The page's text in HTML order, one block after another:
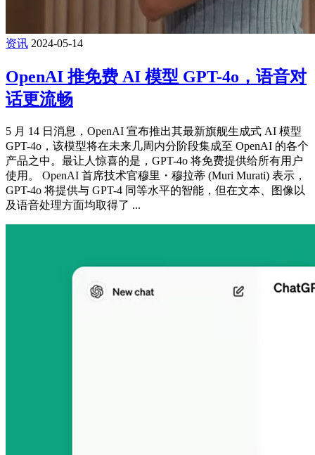
资讯 2024-05-14
OpenAI 推免费 AI 模型 GPT-4o，语音对
话更流畅
5 月 14 日消息，OpenAI 宣布推出其最新旗舰生成式 AI 模型
GPT-4o，该模型将在未来几周内分阶段集成至 OpenAI 的各个
产品之中。最让人惊喜的是，GPT-4o 将免费提供给所有用户
使用。 OpenAI 首席技术官穆里・穆拉蒂 (Muri Murati) 表示，
GPT-4o 将提供与 GPT-4 同等水平的智能，但在文本、图像以
及语音处理方面均取得了 ...